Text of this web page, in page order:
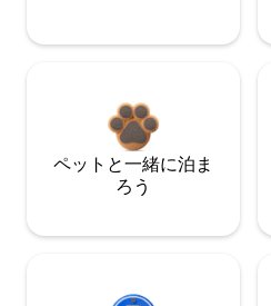
ペットと一緒に泊ま
ろう